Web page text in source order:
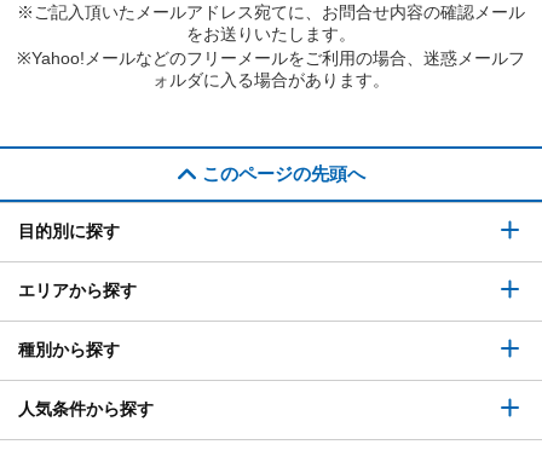
※ご記入頂いたメールアドレス宛てに、お問合せ内容の確認メール
をお送りいたします。
※Yahoo!メールなどのフリーメールをご利用の場合、迷惑メールフ
ォルダに入る場合があります。
このページの先頭へ
目的別に探す
エリアから探す
種別から探す
人気条件から探す